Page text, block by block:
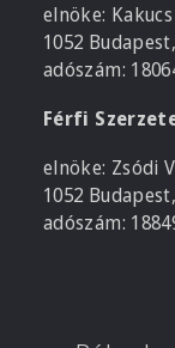
elnöke:
1052
adószám:
Férfi
elnöke: Zsódi
1052
adószám: